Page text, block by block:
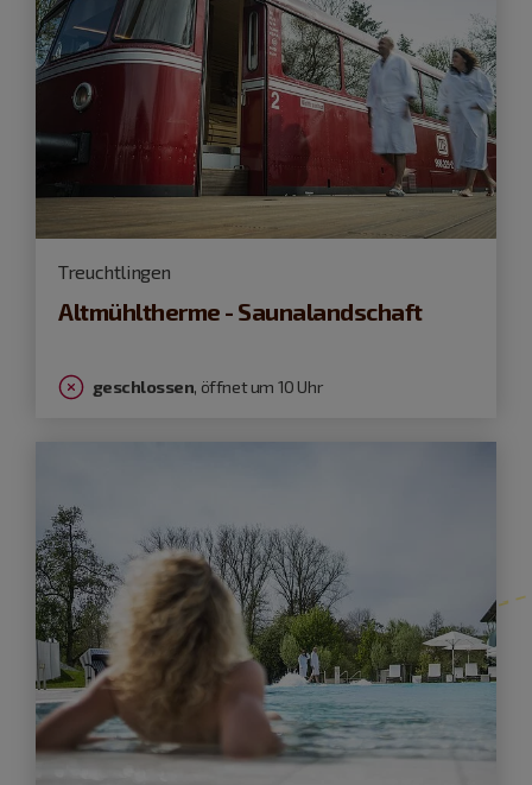
Treuchtlingen
Altmühltherme - Saunalandschaft
geschlossen, öffnet um 10 Uhr